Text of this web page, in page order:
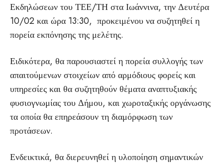
Εκδηλώσεων του ΤΕΕ/ΤΗ στα Ιωάννινα, την Δευτέρα
10/02 και ώρα 13:30, προκειμένου να συζητηθεί η
πορεία εκπόνησης της μελέτης.
Ειδικότερα, θα παρουσιαστεί η πορεία συλλογής των
απαιτούμενων στοιχείων από αρμόδιους φορείς και
υπηρεσίες και θα συζητηθούν θέματα αναπτυξιακής
φυσιογνωμίας του Δήμου, και χωροταξικής οργάνωσης
τα οποία θα επηρεάσουν τη διαμόρφωση των
προτάσεων.
Ενδεικτικά, θα διερευνηθεί η υλοποίηση σημαντικών